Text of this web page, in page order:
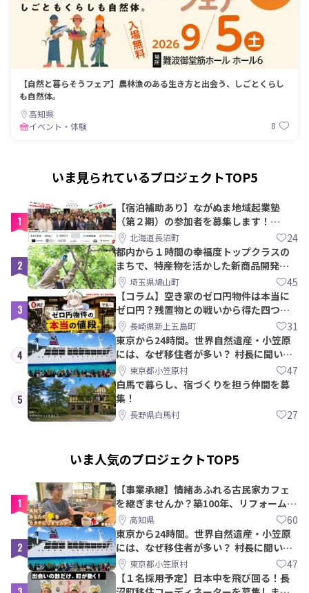
【自然と暮らそうフェア】農林漁のある生き方と出会う、しごとくらし
も自然体。
高知県
イベント・体験
8
いま見られているプロジェクトTOP5
1
【宿泊補助あり】ながぬま地域起業塾
（第２期）の参加者を募集します！
【8/21〆】
北海道長沼町 24
2
都内から１時間の幸福度トップクラスの
まちで、特産物を活かした新商品開発＆
PRメンバー募集！
埼玉県鳩山町 45
3
【コラム】空き家のゼロ円物件は本当に
ゼロ円？残置物との戦いから得た四つの
教訓｜新上五島町
長崎県新上五島町 31
4
東京から24時間。世界自然遺産・小笠原
には、なぜ移住者が多い？ 村長に聞いて
みた東京都小笠原村 47
5
白馬で暮らし、宿づくりを担う仲間を募
集！
長野県白馬村 27
いま人気のプロジェクトTOP5
1
【事業承継】情緒あふれる古民家カフェ
を継ぎませんか？築100年、リフォームか
ら約10年！
高知県 60
2
東京から24時間。世界自然遺産・小笠原
には、なぜ移住者が多い？ 村長に聞いて
みた東京都小笠原村 47
【１名採用予定】日本中を飛び回る！長